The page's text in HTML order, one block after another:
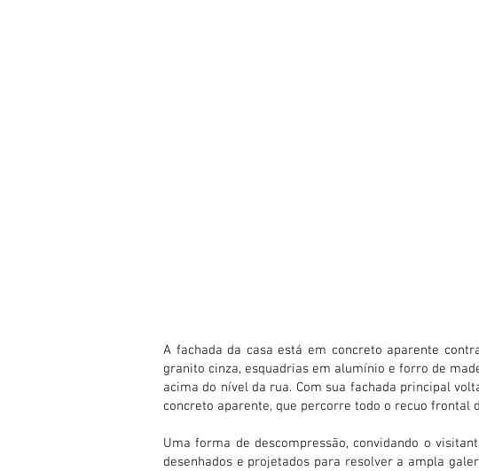
A fachada da casa está em concreto aparente
granito cinza, esquadrias em alumínio e forro de
acima do nível da rua. Com sua fachada principal
concreto aparente, que percorre todo o recuo frontal
Uma forma de descompressão, convidando o
desenhados e projetados para resolver a ampla